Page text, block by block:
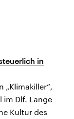
in
„Klimakiller“,
im Dlf. Lange
Kultur des